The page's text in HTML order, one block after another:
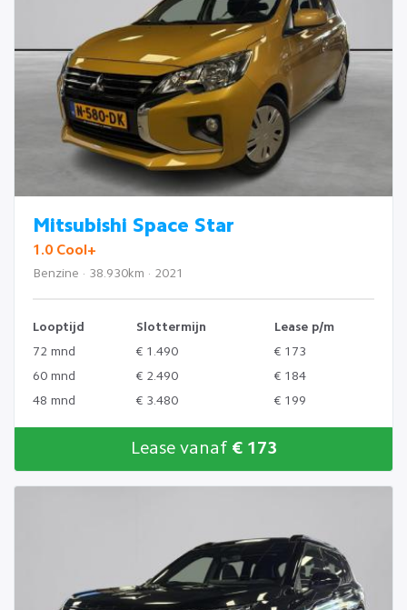
Mitsubishi Space Star
1.0 Cool+
Benzine · 38.930km · 2021
Looptijd Slottermijn
Lease p/m
72 mnd
€ 1.490
€ 173
60 mnd
€ 2.490
€ 184
48 mnd
€ 3.480 € 199
Lease vanaf € 173